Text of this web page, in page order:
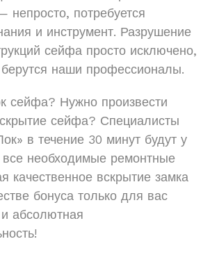
потребуется
и инструмент. Разрушение
сейфа просто исключено,
наши профессионалы.
сейфа? Нужно произвести
сейфа? Специалисты
в течение 30 минут будут у
все необходимые ремонтные
качественное вскрытие замка
бонуса только для вас
абсолютная